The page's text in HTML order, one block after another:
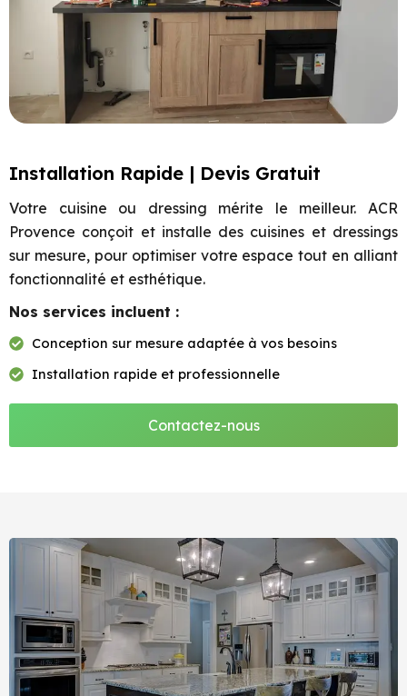
Installation Rapide | Devis Gratuit
Votre cuisine ou dressing mérite le meilleur. ACR
Provence conçoit et installe des cuisines et dressings
sur mesure, pour optimiser votre espace tout en alliant
fonctionnalité et esthétique.
Nos services incluent :
Conception sur mesure adaptée à vos besoins
Installation rapide et professionnelle
Contactez-nous